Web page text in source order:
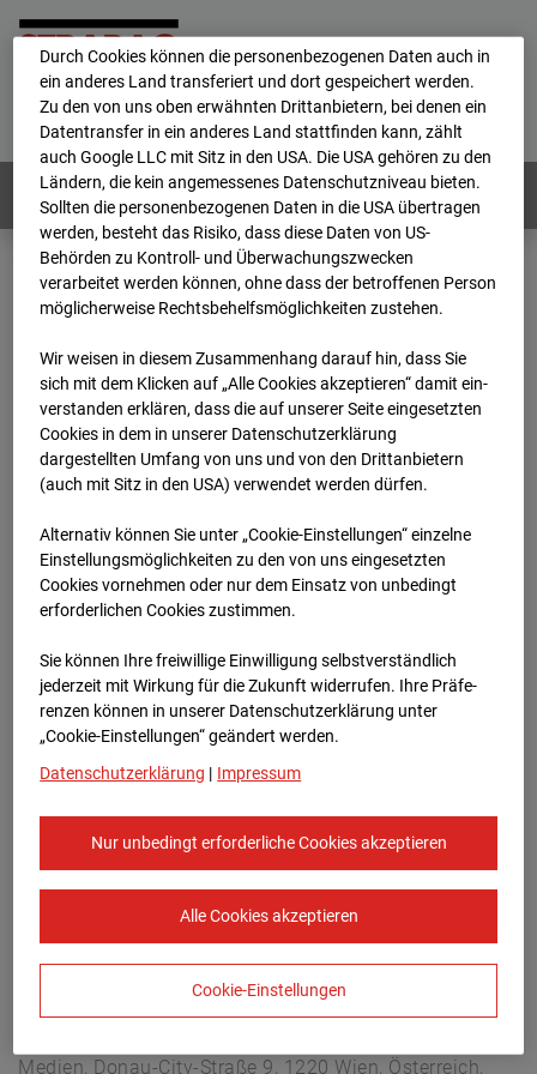
Home E-Mail Impressum
Login
Deutsch / English
Webcams: Alle Länder
Home
Deutschland
BC-118 BV-Ausbau Bonatzbau -Cam8
Archiv
2026
07 08 13:35
BC-118 BV-Ausbau
Bonatzbau -Cam8
Arnulf Klett Platz, 70173 Stuttgart
Zur Übersicht
Europe/Berlin
Medien, Donau-City-Straße 9, 1220 Wien, Österreich,
Durch Cookies können die personenbezogenen Daten auch in
ein anderes Land transferiert und dort gespeichert werden.
Zu den von uns oben erwähnten Drittanbietern, bei denen ein
Datentransfer in ein anderes Land stattfinden kann, zählt
auch Google LLC mit Sitz in den USA. Die USA gehören zu den
Ländern, die kein angemessenes Datenschutzniveau bieten.
Sollten die personenbezogenen Daten in die USA übertragen
werden, besteht das Risiko, dass diese Daten von US-
Behörden zu Kontroll- und Überwachungszwecken
verarbeitet werden können, ohne dass der betroffenen Person
möglicherweise Rechtsbehelfsmöglichkeiten zustehen.
Wir weisen in diesem Zusammenhang darauf hin, dass Sie
sich mit dem Klicken auf „Alle Cookies akzeptieren“ damit ein­
ver­standen erklären, dass die auf unserer Seite eingesetzten
Cookies in dem in unserer Datenschutzerklärung
dargestellten Umfang von uns und von den Drittanbietern
(auch mit Sitz in den USA) verwendet werden dürfen.
Alternativ können Sie unter „Cookie-Einstellungen“ einzelne
Einstellungsmöglichkeiten zu den von uns eingesetzten
Cookies vornehmen oder nur dem Einsatz von unbedingt
erforderlichen Cookies zustimmen.
Sie können Ihre freiwillige Einwilligung selbstverständlich
jederzeit mit Wirkung für die Zukunft widerrufen. Ihre Prä­fe­
renzen können in unserer Datenschutzerklärung unter
„Cookie-Einstellungen“ geändert werden.
Datenschutzerklärung | Impressum
Nur unbedingt erforderliche Cookies akzeptieren
Alle Cookies akzeptieren
Cookie-Einstellungen